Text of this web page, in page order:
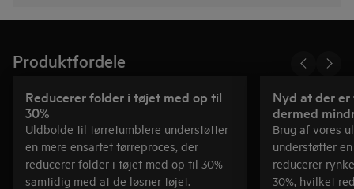
Produktfordele
Reducerer folder i tøjet med op til
30%
Uldbolde til tørretumblere understøtter
en mere ensartet tørreproces, der
reducerer folder i tøjet med op til 30%
samtidig med at de løsner tøjet.
Nyd at der
dermed
Brug af vores
understøtter
reducerer
30%, hvilket